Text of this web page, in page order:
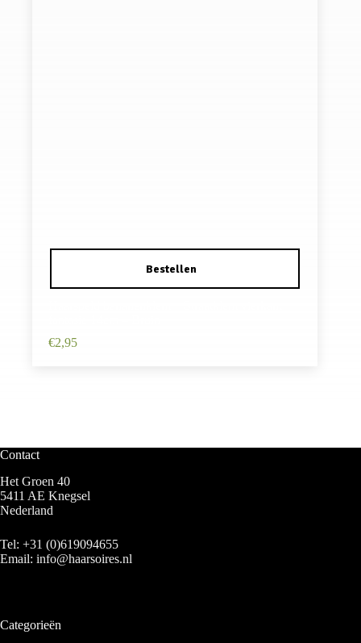
€2,95
Contact
Het Groen 40
5411 AE Knegsel
Nederland
Tel: +31 (0)619094655
Email: info@haarsoires.nl
Categorieën